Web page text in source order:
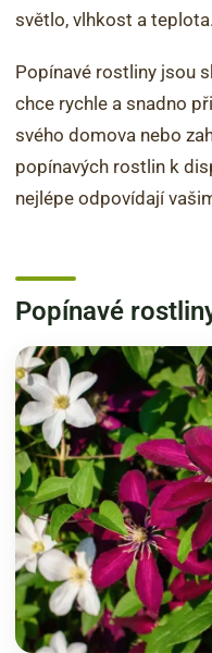
světlo, vlhkost a teplota.
Popínavé rostliny jsou
chce rychle a snadno
svého domova nebo
popínavých rostlin k
nejlépe odpovídají
Popínavé